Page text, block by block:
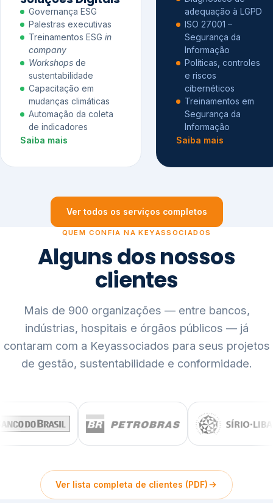
Governança ESG
Palestras executivas
Treinamentos ESG in
company
Workshops de
sustentabilidade
Capacitação em
mudanças climáticas
Automação da coleta
de indicadores
Saiba mais
adequação à LGPD
ISO 27001 –
Segurança da
Informação
Políticas, controles
e riscos
cibernéticos
Treinamentos em
Segurança da
Informação
Saiba mais
Ver todos os serviços completos
QUEM CONFIA NA KEYASSOCIADOS
Alguns dos nossos
clientes
Mais de 900 organizações — entre bancos,
indústrias, hospitais e órgãos públicos — já
contaram com a Keyassociados para seus projetos
de gestão, sustentabilidade e conformidade.
Ver lista completa de clientes (PDF)